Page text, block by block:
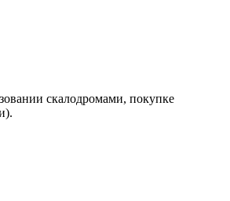
скалодромами, покупке